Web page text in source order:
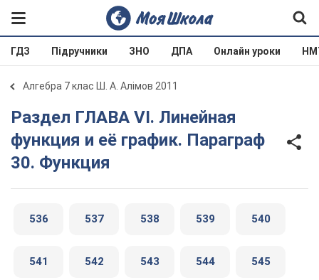
ГДЗ Підручники ЗНО ДПА Онлайн уроки
Алгебра 7 клас Ш. А. Алімов 2011
Раздел ГЛАВА VI. Линейная
функция и её график. Параграф
30. Функция
536 537 538 539 540
541 542 543 544 545